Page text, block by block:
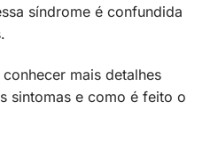
síndrome é confundida
mais detalhes
sintomas e como é feito o